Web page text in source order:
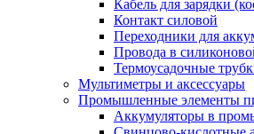
Кабель для зарядки
Контакт силовой
Переходники для
Провода в
Термоусадочные
Мультиметры и аксессуары
Промышленные элементы
Аккумуляторы в